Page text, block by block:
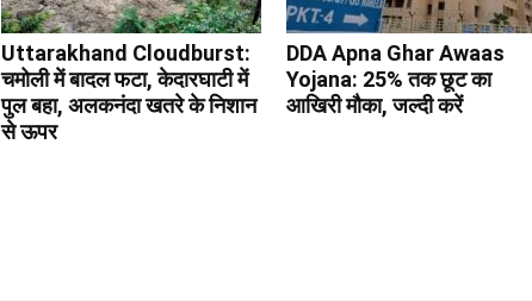
Uttarakhand Cloudburst:
चमोली में बादल फटा, केदारघाटी में
पुल बहा, अलकनंदा खतरे के निशान
से ऊपर
DDA Apna Ghar Awaas
Yojana: 25% तक छूट का
आखिरी मौका, जल्दी करें